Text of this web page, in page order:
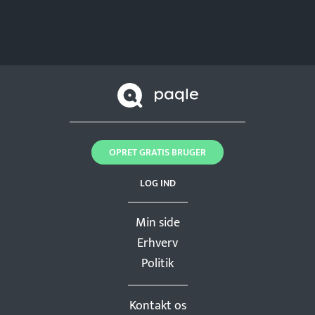
Min side
Erhverv
Politik
Kontakt os
LOG IND
OPRET GRATIS BRUGER